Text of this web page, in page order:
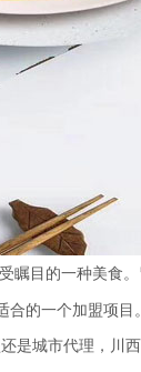
目的一种美食。
的一个加盟项
是城市代理，川